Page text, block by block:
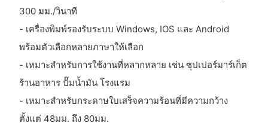
300 มม./วินาที
- เครื่องพิมพ์รองรับระบบ Windows, IOS และ Android
พร้อมตัวเลือกหลายภาษาให้เลือก
- เหมาะสำหรับการใช้งานที่หลากหลาย เช่น ซุปเปอร์มาร์เก็ต
ร้านอาหาร ปั๊มน้ำมัน โรงแรม
- เหมาะสำหรับกระดาษใบเสร็จความร้อนที่มีความกว้าง
ตั้งแต่ 48มม. ถึง 80มม.